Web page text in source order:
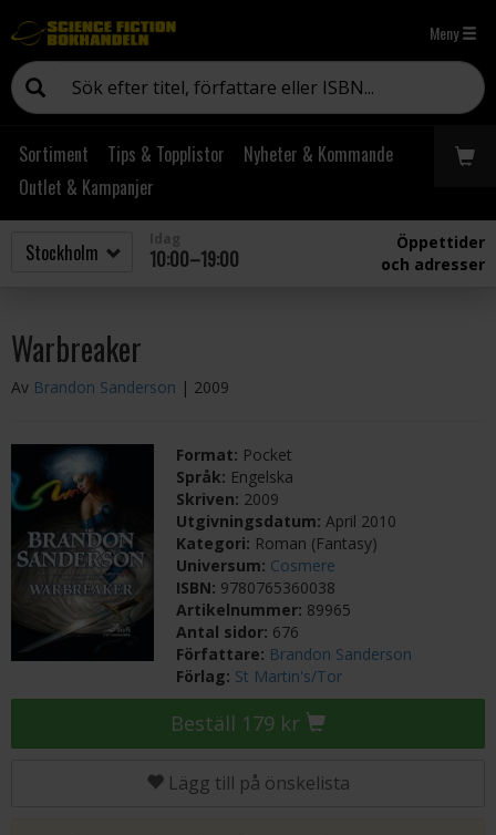
Meny
Sortiment Tips & Topplistor
Nyheter & Kommande
Outlet & Kampanjer
10:00–19:00
Öppettider
och adresser
Warbreaker
Av Brandon Sanderson | 2009
Format: Pocket
Språk: Engelska
Skriven: 2009
Utgivningsdatum:April 2010
Kategori: Roman (Fantasy)
Universum: Cosmere
ISBN: 9780765360038
Artikelnummer: 89965
Antal sidor: 676
Författare: Brandon Sanderson
Förlag: St Martin's/Tor
Beställ 179 kr
Lägg till på önskelista